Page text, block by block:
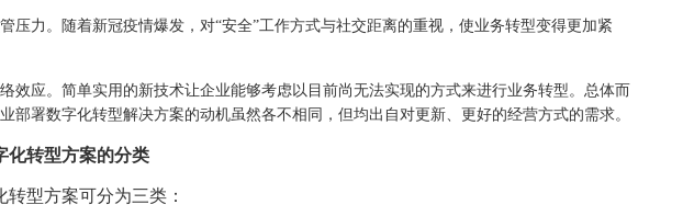
压力。随着新冠疫情爆发，对“安全”工作方式与社交距离的重视，使业务转型变得更加紧
效应。简单实用的新技术让企业能够考虑以目前尚无法实现的方式来进行业务转型。总体而
部署数字化转型解决方案的动机虽然各不相同，但均出自对更新、更好的经营方式的需求。
化转型方案的分类
转型方案可分为三类：